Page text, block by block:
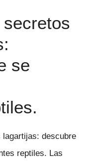
se
lagartijas: descubre
reptiles. Las